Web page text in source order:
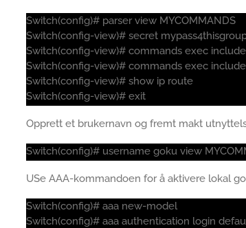
Switch(config)# parser view MYCOMMANDS
Switch(config-view)# secret
Switch(config-view)# commands exec
Switch(config-view)# commands exec
Switch(config-view)# show ip route
Switch(config-view)# exit
Opprett et brukernavn og fremt makt
Switch(config)# username goku view
USe AAA-kommandoen for å aktivere lokal
Switch(config)# aaa new-model
Switch(config)# aaa authentication login